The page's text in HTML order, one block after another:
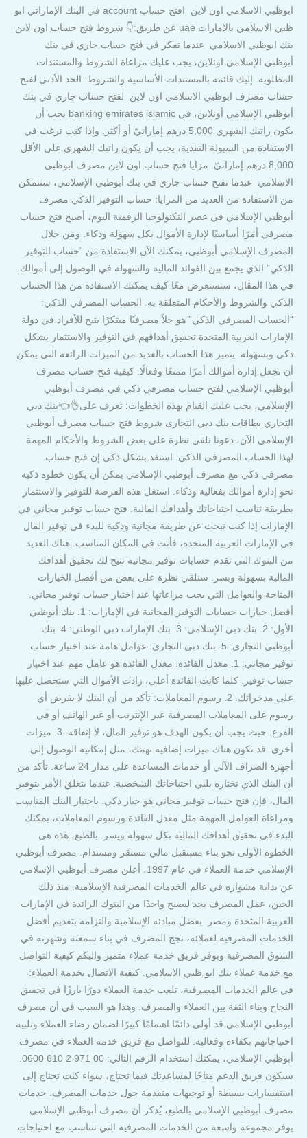
ابوظبي الاسلامي اون لاين افتح حساب account في البنك الإماراتي ابو
ظبي الاسلامي بالامارات uae عن طريق:👇 شروط فتح حساب اون لاين
بنك ابوظبي الاسلامي عندما تفكر في فتح حساب جاري في بنك
أبوظبي الإسلامي اونلاين، يجب عليك مراعاة الشروط والمستندات
المطلوبة. إليك قائمة بالمستندات الأساسية والشروط: الحد الأدنى لفتح
حساب مصرف ابوظبي الاسلامي اون لاين لفتح حساب جاري في بنك
أبوظبي الإسلامي أونلاين، في banking emirates islamic يجب أن
يكون راتبك الشهري 5,000 درهم إماراتيّ أو أكثر. وإذا كنت ترغب في
الاستفادة من السيولة النقدية، يجب أن يكون راتبك الشهري على الأقل
8,000 درهم إماراتيّ. مزايا فتح حساب اون لاين مصرف ابوظبي
الاسلامي عندما تفتح حساب جاري في بنك أبوظبي الإسلامي، ستتمكن
من الاستفادة من العديد من المزايا: حساب التوفير الذكي مصرف
أبوظبي الإسلامي في عصر التكنولوجيا الرقمية اليوم، أصبح فتح حساب
مصرفي أمرًا أساسيًا لإدارة الأموال بكل سهولة وذكاء. ومن خلال
المصرف الإسلامي أبوظبي، يمكنك الآن الاستفادة من “حساب التوفير
الذكي” الذي يجمع بين الفوائد المالية والسهولة في الوصول إلى أموالك.
في هذا المقال، سنستعرض معًا كيف يمكنك الاستفادة من هذا الحساب
الذكي والشروط والأحكام المتعلقة به. الحساب المصرفي الذكي:
“الحساب المصرفي الذكي” هو حلاً مصرفيًا مبتكرًا يتيح للأفراد في دولة
الإمارات العربية المتحدة تحقيق أهدافهم في التوفير والاستثمار بشكل
ذكي وبسهولة. يتميز هذا الحساب بالعديد من الميزات الرائعة التي يمكن
أن تجعل إدارة أموالك أمرًا ممتعًا وفعالًا. كيفية فتح حساب مصرف
أبوظبي الإسلامي لفتح حساب مصرفي ذكي في مصرف أبوظبي
الإسلامي، يجب عليك القيام بهذه الخطوات: تعرف على👌👈بنك دبي
التجاري بطاقات بنك دبي التجارى شروط فتح حساب مصرف أبوظبي
الإسلامي الآن، دعونا نلقي نظرة على بعض الشروط والأحكام المهمة
لهذا الحساب المصرفي الذكي: استفد بشكل ذكي:إن فتح حساب
مصرفي ذكي مع مصرف أبوظبي الإسلامي يمكن أن يكون خطوة ذكية
نحو إدارة أموالك بفعالية وذكاء. استغل هذه الفرصة للتوفير والاستثمار
بطريقة تناسب احتياجاتك وأهدافك المالية. فتح حساب توفير مجاني في
الإمارات إذا كنت تبحث عن طريقة مجانية وذكية للبدء في توفير المال
في الإمارات العربية المتحدة، فأنت في المكان المناسب. هناك العديد
من البنوك التي تقدم حسابات توفير مجانية تتيح لك تحقيق أهدافك
المالية بسهولة ويسر. سنلقي نظرة على بعض من أفضل الخيارات
المتاحة والعوامل التي يجب مراعاتها عند اختيار حساب توفير مجاني.
أفضل خيارات حسابات التوفير المجانية في الإمارات: 1. بنك أبوظبي
الأول: 2. بنك دبي الإسلامي: 3. بنك الإمارات دبي الوطني: 4. بنك
أبوظبي التجاري: 5. بنك دبي التجاري: عوامل هامة عند اختيار حساب
توفير مجاني: 1. معدل الفائدة: معدل الفائدة هو عامل مهم عند اختيار
حساب توفير. كلما كانت الفائدة أعلى، زادت الأموال التي ستحصل عليها
على مدخراتك. 2. رسوم المعاملات: تأكد من أن البنك لا يفرض أي
رسوم على المعاملات المصرفية عبر الإنترنت أو عبر الهاتف أو في
الفرع. حيث يجب أن يكون الهدف هو توفير المال، لا إنفاقه. 3. ميزات
أخرى: قد تكون هناك ميزات إضافية تهمك، مثل إمكانية الوصول إلى
أجهزة الصراف الآلي أو خدمات المساعدة على مدار 24 ساعة. تأكد من
أن البنك الذي تختاره يلبي احتياجاتك الشخصية. عندما يتعلق الأمر بتوفير
المال، فإن فتح حساب توفير مجاني هو خيار ذكي. باختيار البنك المناسب
ومراعاة العوامل المهمة مثل معدل الفائدة ورسوم المعاملات، يمكنك
البدء في تحقيق أهدافك المالية بكل سهولة ويسر. بالطبع، هذه هي
الخطوة الأولى نحو بناء مستقبل مالي مستقر ومستدام. مصرف أبوظبي
الإسلامي خدمة العملاء في عام 1997، أعلن مصرف أبوظبي الإسلامي
عن بداية مشواره في عالم الخدمات المصرفية الإسلامية. منذ ذلك
الحين، عمل المصرف بجد ليصبح واحدًا من البنوك الرائدة في الإمارات
العربية المتحدة ومصر. بفضل مبادئه الإسلامية والتزامه بتقديم أفضل
الخدمات المصرفية لعملائه، نجح المصرف في بناء سمعته وشهرته في
السوق المصرفية ويوفر فريق خدمة عملاء متميز واليكم كيفية التواصل
مع خدمة عملاء بنك ابو ظبي الاسلامي. كيفية الاتصال بخدمة العملاء:
في عالم الخدمات المصرفية، تلعب خدمة العملاء دورًا بارزًا في تحقيق
النجاح وبناء الثقة بين العملاء والمصرف. وهذا هو السبب في أن مصرف
أبوظبي الإسلامي قد أولى دائمًا اهتمامًا كبيرًا لضمان رضاء العملاء وتلبية
احتياجاتهم بكفاءة وفعالية. للتواصل مع فريق خدمة العملاء في مصرف
أبوظبي الإسلامي، يمكنك استخدام الرقم التالي: 00 971 2 610 0600.
سيكون فريق الدعم متاحًا لمساعدتك فيما تحتاج، سواء كنت تحتاج إلى
استفسارات بسيطة أو توجيهات متقدمة حول خدمات المصرف. خدمات
مصرف أبوظبي الإسلامي بالطبع، يُذكر أن مصرف أبوظبي الإسلامي
يوفر مجموعة واسعة من الخدمات المصرفية التي تتناسب مع احتياجات